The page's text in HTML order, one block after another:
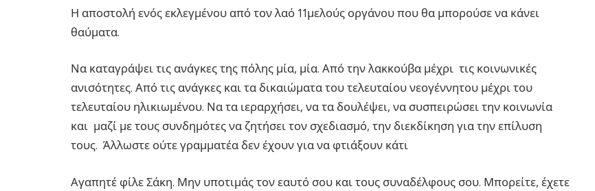
Η αποστολή ενός εκλεγμένου από τον λαό 11μελούς οργάνου που θα μπορούσε να κάνει
θαύματα.
Να καταγράψει τις ανάγκες της πόλης μία, μία. Από την λακκούβα μέχρι τις κοινωνικές
ανισότητες. Από τις ανάγκες και τα δικαιώματα του τελευταίου νεογέννητου μέχρι του
τελευταίου ηλικιωμένου. Να τα ιεραρχήσει, να τα δουλέψει, να συσπειρώσει την κοινωνία
και μαζί με τους συνδημότες να ζητήσει τον σχεδιασμό, την διεκδίκηση για την επίλυση
τους. Άλλωστε ούτε γραμματέα δεν έχουν για να φτιάξουν κάτι
Αγαπητέ φίλε Σάκη. Μην υποτιμάς τον εαυτό σου και τους συναδέλφους σου. Μπορείτε, έχετε